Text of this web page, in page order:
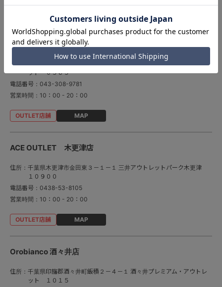
ACE OUTLET 酒々井店
住所：
ット ０５６５
電話番号： 043-308-9781
営業時間： 10：00 - 20：00
MAP
ACE OUTLET 木更津店
住所： 千葉県木更津市金田東３－１－１ 三井アウトレットパーク木更津
１０９００
電話番号： 0438-53-8105
営業時間： 10：00 - 20：00
MAP
Orobianco 酒々井店
住所： 千葉県印旛郡酒々井町飯積２－４－１ 酒々井プレミアム・アウトレ
ット １０１５